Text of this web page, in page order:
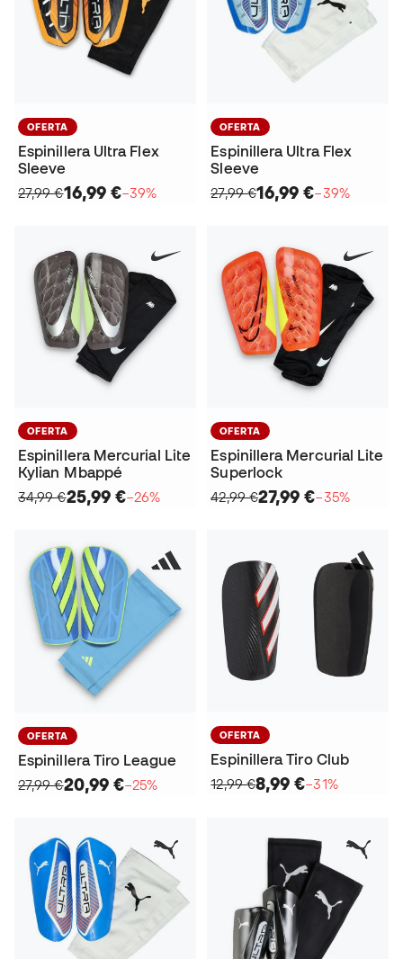
OFERTA
Espinillera Ultra Flex
Sleeve
27,99 €16,99 €−39%
OFERTA
Espinillera Ultra Flex
Sleeve
27,99 €16,99 €−39%
OFERTA
Espinillera Mercurial Lite
Kylian Mbappé
34,99 €25,99 €−26%
OFERTA
Espinillera Mercurial Lite
Superlock
42,99 €27,99 €−35%
OFERTA
Espinillera Tiro League
27,99 €20,99 €−25%
OFERTA
Espinillera Tiro Club
12,99 €8,99 €−31%